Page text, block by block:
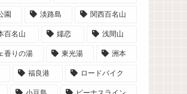
園 淡路島 関西百名山
百名山 嬬恋 浅間山
香りの湯 東光湯 洲本
福良港 ロードバイク